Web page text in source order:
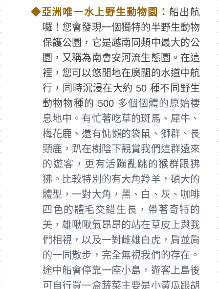
◆亞洲唯一水上野生動物園： 船出航
囉！您會發現一個獨特的半野生動物
保護公園，它是越南同類中最大的公
園，又稱為南會安河流生態園。在這
裡，您可以悠閒地在廣闊的水道中航
行，同時沉浸在大約 50 種不同野生
動物物種的 500 多個個體的原始棲
息地中。有忙著吃草的斑馬、犀牛、
梅花鹿、還有慵懶的袋鼠、獅群、長
頸鹿，趴在樹陰下觀賞我們這群遠來
的遊客，更有活蹦亂跳的猴群跟狒
狒。比較特別的有大角羚羊，碩大的
體型，一對大角，黑、白、灰、咖啡
四色的體毛交錯生長，帶著奇特的
美，雄啾啾氣昂昂的站在草皮上與我
們相視，以及一對雌雄白虎，肩並肩
的一同散步，完全無視我們的存在。
途中船會停靠一座小島，遊客上島後
可自行買一盒蔬菜主要是小黃瓜跟胡